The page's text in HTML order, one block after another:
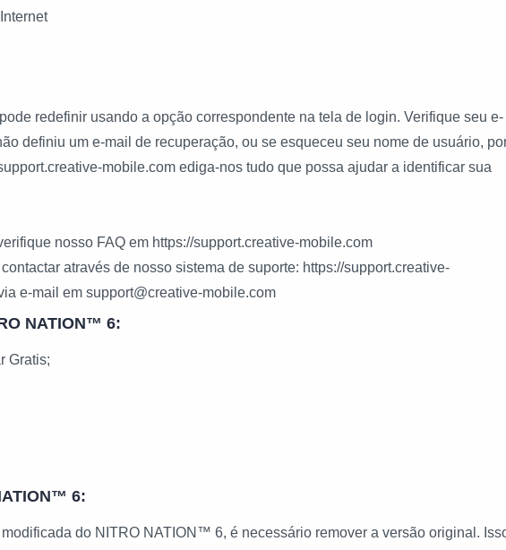
redefinir usando a opção correspondente na tela de login. Verifique seu e-
definiu um e-mail de recuperação, ou se esqueceu seu nome de usuário,
mobile.com ediga-nos tudo que possa ajudar a identificar sua
nosso FAQ em https://support.creative-mobile.com
através de nosso sistema de suporte: https://support.creative-
e-mail em support@creative-mobile.com
NATION™ 6:
Gratis;
6:
do NITRO NATION™ 6, é necessário remover a versão original.